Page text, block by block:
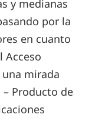
y medianas
por la
en cuanto
Acceso
mirada
Producto de